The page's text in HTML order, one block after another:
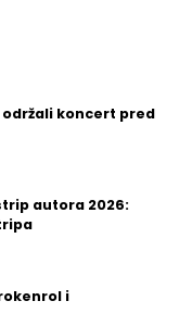
održali koncert pred
autora 2026:
i